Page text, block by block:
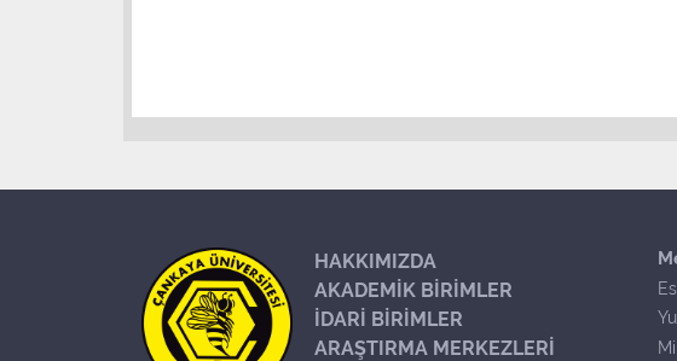
HAKKIMIZDA
AKADEMİK BİRİMLER
İDARİ BİRİMLER
ARAŞTIRMA MERKEZLERİ